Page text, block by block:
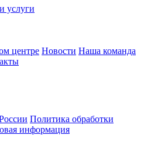
услуги
центре Новости Наша команда
Политика обработки
информация